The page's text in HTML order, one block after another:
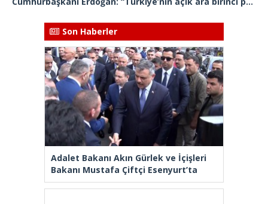
Son Haberler
Adalet Bakanı Akın Gürlek ve İçişleri
Bakanı Mustafa Çiftçi Esenyurt’ta